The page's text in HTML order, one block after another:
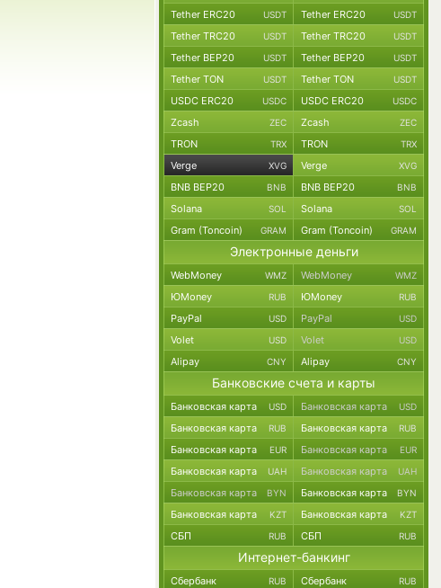
Tether ERC20 USDT Tether ERC20 USDT
Tether TRC20 USDT Tether TRC20 USDT
Tether BEP20 USDT Tether BEP20 USDT
Tether TON USDT Tether TON USDT
USDC ERC20 USDC USDC ERC20 USDC
Zcash ZEC Zcash ZEC
TRON TRX TRON TRX
Verge XVG Verge XVG
BNB BEP20 BNB BNB BEP20 BNB
Solana SOL Solana SOL
Gram (Toncoin) GRAM Gram (Toncoin) GRAM
Электронные деньги
WebMoney WMZ WebMoney WMZ
ЮMoney RUB ЮMoney RUB
PayPal USD PayPal USD
Volet USD Volet USD
Alipay CNY Alipay CNY
Банковские счета и карты
Банковская карта USD Банковская карта USD
Банковская карта RUB Банковская карта RUB
Банковская карта EUR Банковская карта EUR
Банковская карта UAH Банковская карта UAH
Банковская карта BYN Банковская карта BYN
Банковская карта KZT Банковская карта KZT
СБП RUB СБП RUB
Интернет-банкинг
Сбербанк RUB Сбербанк RUB